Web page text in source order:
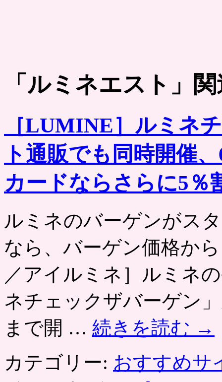
「 ルミネエスト 」
［LUMINE］ルミネ
ト通販でも同時開催
カードならさらに5％
ルミネのバーゲンがス
なら、バーゲン価格か
／アイルミネ］ルミネ
ネチェックザバーゲン
まで開 … 続きを読む →
カテゴリー: おすすめサ